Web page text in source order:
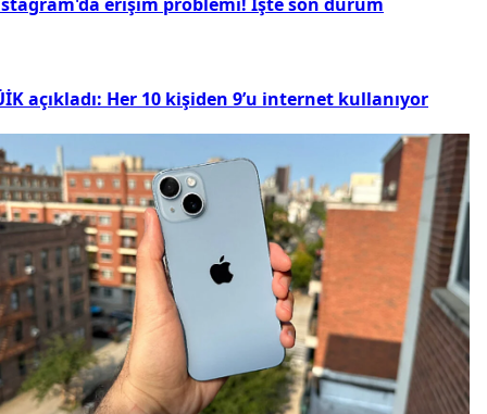
açıkladı: Her 10 kişiden 9’u internet kullanıyor